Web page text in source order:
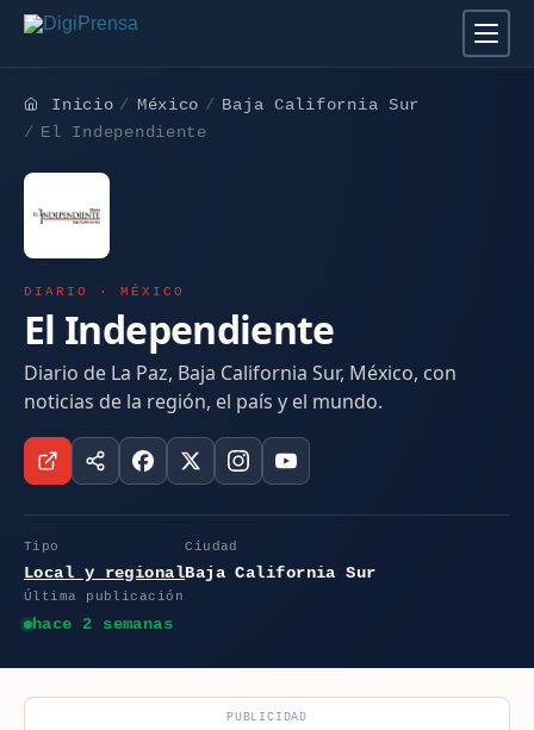
Inicio México
Baja California Sur
El Independiente
DIARIO · MÉXICO
El Independiente
Diario de La Paz, Baja California Sur, México, con
noticias de la región, el país y el mundo.
Tipo
Local y regional
Ciudad
Baja California Sur
Última publicación
hace 2 semanas
PUBLICIDAD